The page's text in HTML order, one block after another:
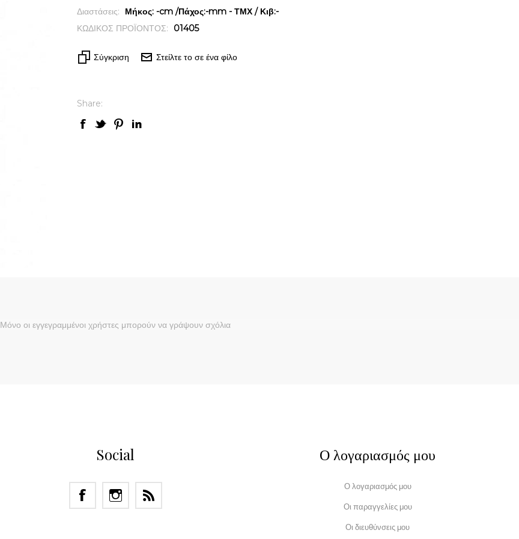
Διαστάσεις:
Μήκος: -cm /Πάχος:-mm - ΤΜΧ / Κιβ:-
ΚΩΔΙΚΟΣ ΠΡΟΪΟΝΤΟΣ:
01405
Σύγκριση Στείλτε το σε ένα φίλο
Share:
Μόνο οι εγγεγραμμένοι χρήστες μπορούν να γράψουν σχόλια
Social Ο λογαριασμός μου
Ο λογαριασμός μου
Οι παραγγελίες μου
Οι διευθύνσεις μου